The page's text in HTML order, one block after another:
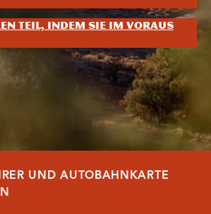
Teil, indem Sie im Voraus
UND AUTOBAHNKARTE